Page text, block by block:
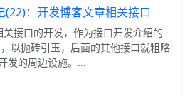
：开发博客文章相关接口
接口的开发，作为接口开发介绍的
以抛砖引玉，后面的其他接口就粗略
发的周边设施。...